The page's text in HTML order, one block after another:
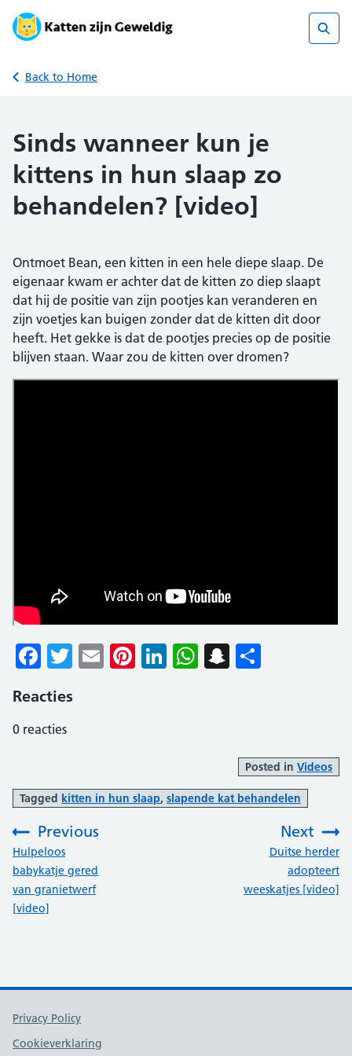
Skip
Back to Home
Sinds wanneer kun je
kittens in hun slaap zo
behandelen? [video]
Ontmoet Bean, een kitten in een hele diepe slaap. De
eigenaar kwam er achter dat de kitten zo diep slaapt
dat hij de positie van zijn pootjes kan veranderen en
zijn voetjes kan buigen zonder dat de kitten dit door
heeft. Het gekke is dat de pootjes precies op de positie
blijven staan. Waar zou de kitten over dromen?
Facebook
Twitter
EmailPinterest
LinkedIn
WhatsApp
Snapchat
Reacties
0 reacties
Posted in Videos
Tagged kitten in hun slaap, slapende kat behandelen
Previous
:Hulpeloos
babykatje gered
van granietwerf
[video]
Next
:
Duitse herder
adopteert
weeskatjes [video]
Support links
Privacy Policy
Cookieverklaring